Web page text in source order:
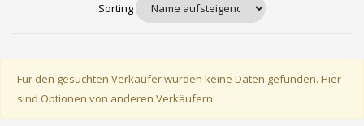
Sorting
Für den gesuchten Verkäufer wurden keine Daten gefunden. Hier
sind Optionen von anderen Verkäufern.